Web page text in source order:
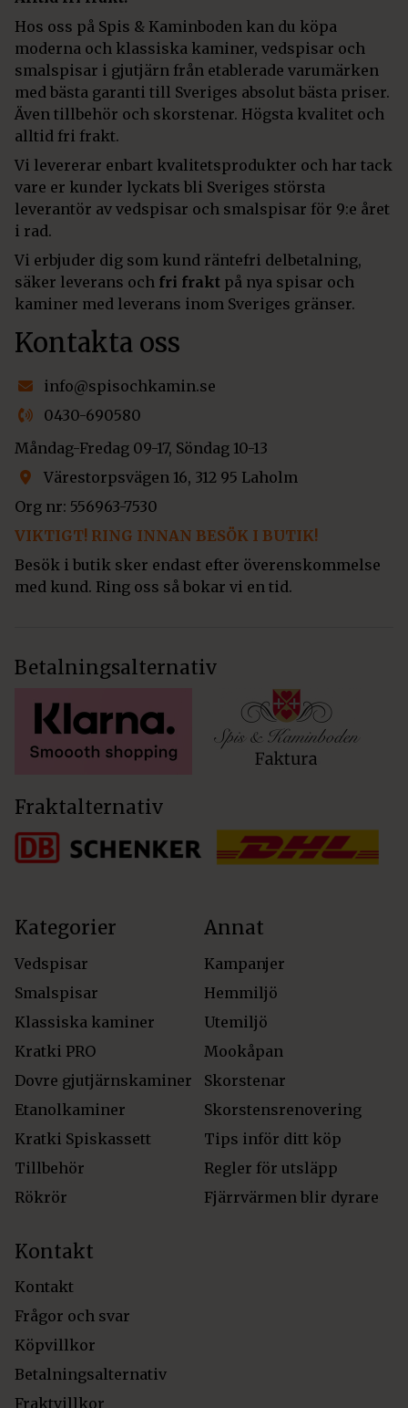
Hos oss på Spis & Kaminboden kan du köpa
moderna och klassiska kaminer, vedspisar och
smalspisar i gjutjärn från etablerade varumärken
med bästa garanti till Sveriges absolut bästa priser.
Även tillbehör och skorstenar. Högsta kvalitet och
alltid fri frakt.
Vi levererar enbart kvalitetsprodukter och har tack
vare er kunder lyckats bli Sveriges största
leverantör av vedspisar och smalspisar för 9:e året
i rad.
Vi erbjuder dig som kund räntefri delbetalning,
säker leverans och fri frakt på nya spisar och
kaminer med leverans inom Sveriges gränser.
Kontakta oss
info@spisochkamin.se
0430-690580
Måndag-Fredag 09-17, Söndag 10-13
Värestorpsvägen 16, 312 95 Laholm
Org nr: 556963-7530
VIKTIGT! RING INNAN BESÖK I BUTIK!
Besök i butik sker endast efter överenskommelse
med kund. Ring oss så bokar vi en tid.
Betalningsalternativ
Fraktalternativ
Kategorier
Vedspisar
Smalspisar
Klassiska kaminer
Kratki PRO
Dovre gjutjärnskaminer
Etanolkaminer
Kratki Spiskassett
Tillbehör
Rökrör
Annat
Kampanjer
Hemmiljö
Utemiljö
Mookåpan
Skorstenar
Skorstensrenovering
Tips inför ditt köp
Regler för utsläpp
Fjärrvärmen blir dyrare
Kontakt
Kontakt
Frågor och svar
Köpvillkor
Betalningsalternativ
Fraktvillkor